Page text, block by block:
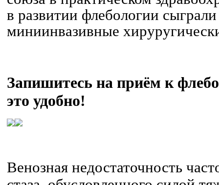
в развитии флебологии сыграли
миниинвазивные
Запишитесь на приём к
это удобно!
Венозная недостаточность